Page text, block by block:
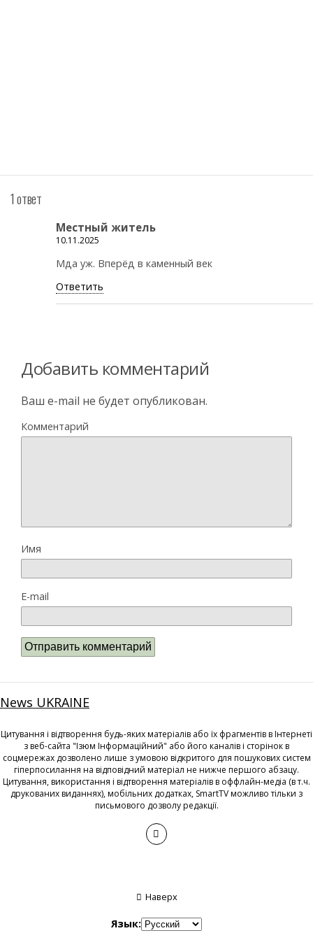
1 ответ
Местный житель
10.11.2025
Мда уж. Вперёд в каменный век
Ответить
Добавить комментарий
Ваш e-mail не будет опубликован.
Комментарий
Имя
E-mail
News UKRAINE
Цитування і відтворення будь-яких матеріалів або їх фрагментів в Інтернеті
з веб-сайта "Ізюм Інформаційний" або його каналів і сторінок в
соцмережах дозволено лише з умовою відкритого для пошукових систем
гіперпосилання на відповідний матеріал не нижче першого абзацу.
Цитування, використання і відтворення матеріалів в оффлайн-медіа (в т.ч.
друкованих виданнях), мобільних додатках, SmartTV можливо тільки з
письмового дозволу редакції.
Наверх
Язык: